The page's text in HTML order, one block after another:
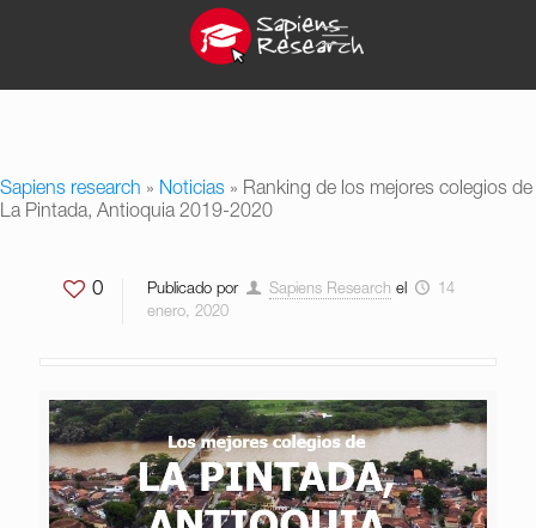
Sapiens research » Noticias » Ranking de los mejores colegios de
La Pintada, Antioquia 2019-2020
0 Publicado por Sapiens Research el
14
enero, 2020